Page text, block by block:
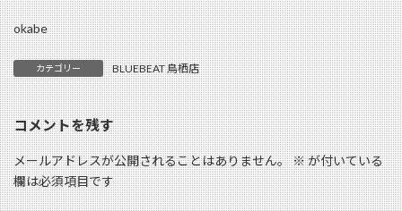
okabe
カテゴリー BLUEBEAT 鳥栖店
コメントを残す
メールアドレスが公開されることはありません。※が付いている
欄は必須項目です